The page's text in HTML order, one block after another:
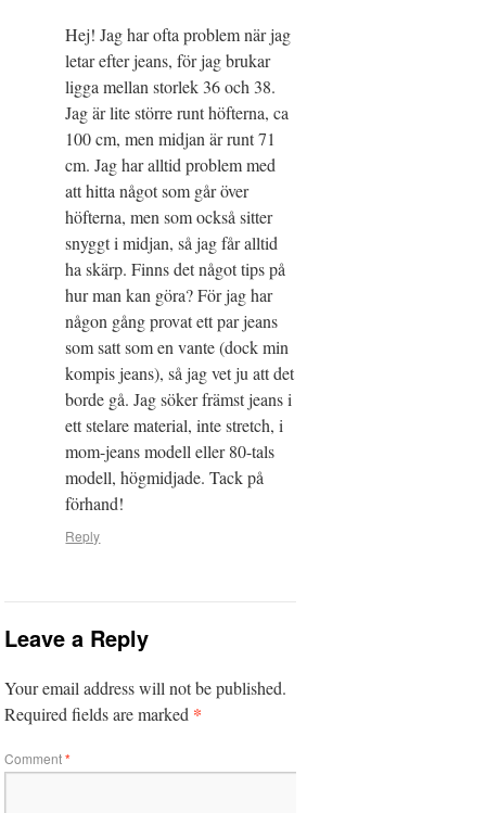
Hej! Jag har ofta problem när jag
letar efter jeans, för jag brukar
ligga mellan storlek 36 och 38.
Jag är lite större runt höfterna, ca
100 cm, men midjan är runt 71
cm. Jag har alltid problem med
att hitta något som går över
höfterna, men som också sitter
snyggt i midjan, så jag får alltid
ha skärp. Finns det något tips på
hur man kan göra? För jag har
någon gång provat ett par jeans
som satt som en vante (dock min
kompis jeans), så jag vet ju att det
borde gå. Jag söker främst jeans i
ett stelare material, inte stretch, i
mom-jeans modell eller 80-tals
modell, högmidjade. Tack på
förhand!
Reply
Leave a Reply
Your email address will not be published.
Required fields are marked *
Comment*